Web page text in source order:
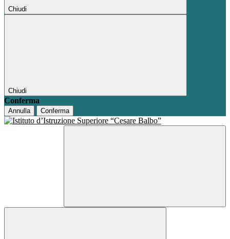
Chiudi
Chiudi
Conferma
Annulla Conferma